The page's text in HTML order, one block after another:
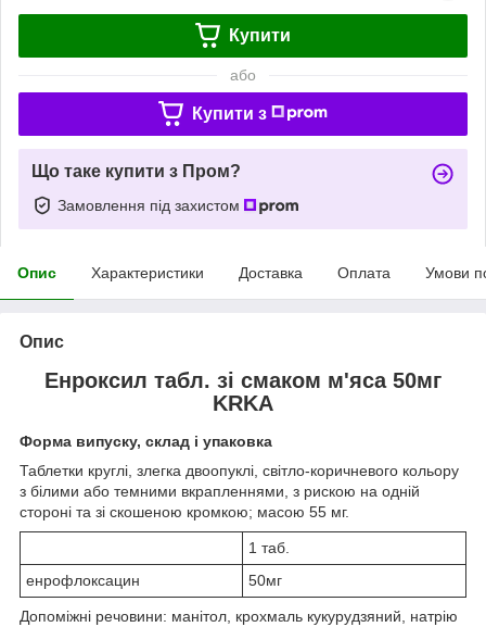
Купити
або
Купити з
Що таке купити з Пром?
Замовлення під захистом
Опис Характеристики Доставка Оплата Умови
Опис
Енроксил табл. зі смаком м'яса 50мг
KRKA
Форма випуску, склад і упаковка
Таблетки круглі, злегка двоопуклі, світло-коричневого кольору
з білими або темними вкрапленнями, з рискою на одній
стороні та зі скошеною кромкою; масою 55 мг.
1 таб.
енрофлоксацин
50мг
Допоміжні речовини: манітол, крохмаль кукурудзяний, натрію